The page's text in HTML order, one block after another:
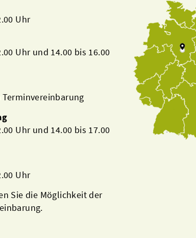
Uhr
Uhr und 14.00 bis 16.00
Uhr und 14.00 bis 17.00
Uhr
Sie die Möglichkeit der